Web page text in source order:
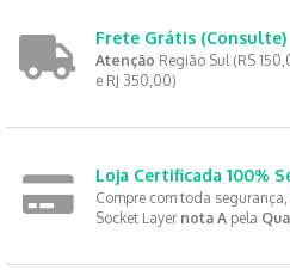
Frete Grátis (Consulte)
Atenção Região Sul (RS
e RJ 350,00)
Loja Certificada 100%
Compre com toda
Socket Layer nota A pela